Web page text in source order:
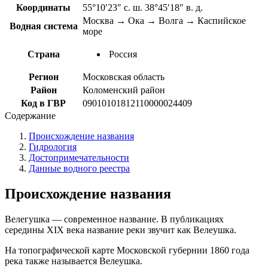
Координаты
55°10′23″ с. ш. 38°45′18″ в. д.
Водная система
Москва → Ока → Волга → Каспийское
море
Страна Россия
Регион
Московская область
Район
Коломенский район
Код в ГВР
09010101812110000024409
Содержание
Происхождение названия
Гидрология
Достопримечательности
Данные водного реестра
Происхождение названия
Велегушка — современное название. В публикациях
середины XIX века название реки звучит как Велеушка.
На топографической карте Московской губернии 1860 года
река также называется Велеушка.